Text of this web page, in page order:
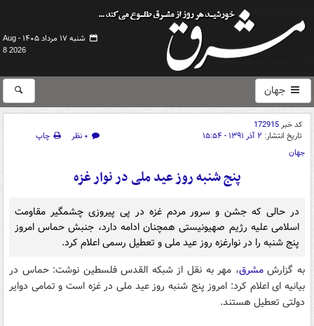
شنبه ۱۷ مرداد ۱۴۰۵ -
Aug
8 2026
جهان
کد خبر172915
تاریخ انتشار: ۲ آذر ۱۳۹۱ - ۱۵:۵۴ ۰ نظر
چاپ
جهان
پنج شنبه روز عید ملی در نوار غزه
در حالی که جشن و سرور مردم غزه در پی پیروزی چشمگیر مقاومت
اسلامی علیه رژیم صهیونیستی همچنان ادامه دارد، جنبش حماس امروز
پنج شنبه را در نوارغزه روز عید ملی و تعطیل رسمی اعلام کرد.
به گزارشمشرق، مهر به نقل از شبکه القدس فلسطین نوشت: حماس در
بیانیه ای اعلام کرد: امروز پنج شنبه روز عید ملی در غزه است و تمامی دوایر
دولتی تعطیل هستند.